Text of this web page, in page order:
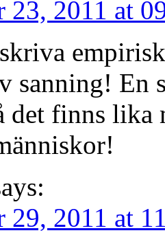
23, 2011 at
sanning! En
finns lika
29, 2011 at